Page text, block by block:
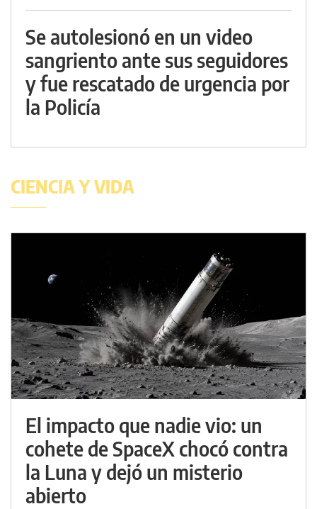
Se autolesionó en un video
sangriento ante sus seguidores
y fue rescatado de urgencia por
la Policía
CIENCIA Y VIDA
El impacto que nadie vio: un
cohete de SpaceX chocó contra
la Luna y dejó un misterio
abierto